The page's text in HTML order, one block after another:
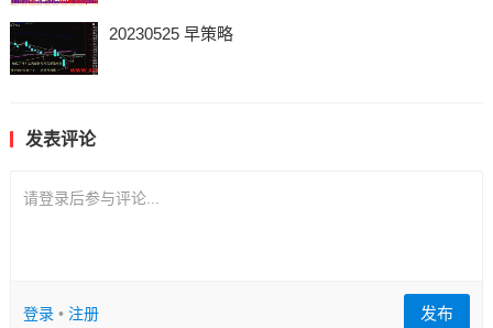
20230525 早策略
发表评论
请登录后参与评论...
登录• 注册 发布